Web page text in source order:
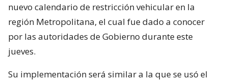
nuevo calendario de restricción vehicular en la
región Metropolitana, el cual fue dado a conocer
por las autoridades de Gobierno durante este
jueves.
Su implementación será similar a la que se usó el